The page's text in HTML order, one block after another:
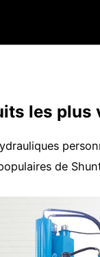
les plus
de